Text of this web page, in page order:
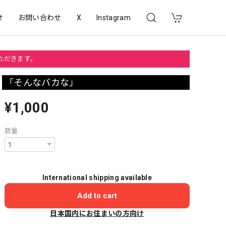
お問い合わせ X Instagram
きます。
「そんなバカな」
¥1,000
数量
International shipping available
Add to cart
日本国内にお住まいの方向け